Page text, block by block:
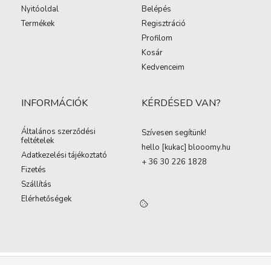
Nyitóoldal
Termékek
Belépés
Regisztráció
Profilom
Kosár
Kedvenceim
INFORMÁCIÓK
Általános szerződési
feltételek
Adatkezelési tájékoztató
Fizetés
Szállítás
Elérhetőségek
KÉRDÉSED VAN?
Szívesen segítünk!
hello [kukac] blooomy.hu
+ 36 30 226 1828